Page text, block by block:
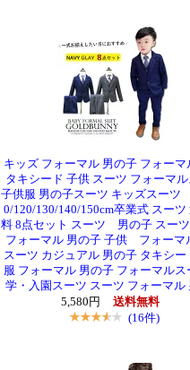
キッズ フォーマル 男の子 フォーマ
タキシード 子供 スーツ フォーマ
子供服 男の子スーツ キッズスーツ
0/120/130/140/150cm卒業式 スーツ
料 8点セット スーツ 男の子 スー
フォーマル 男の子 子供 フォーマ
スーツ カジュアル 男の子 タキシー
服 フォーマル 男の子 フォーマルス
学・入園スーツ スーツ フォーマル
5,580円
送料無料
(16件)